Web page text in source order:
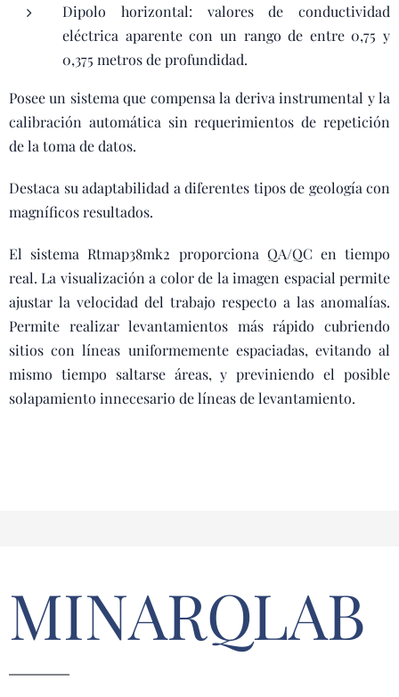
Dipolo horizontal: valores de conductividad
eléctrica aparente con un rango de entre 0,75 y
0,375 metros de profundidad.
Posee un sistema que compensa la deriva instrumental y la
calibración automática sin requerimientos de repetición
de la toma de datos.
Destaca su adaptabilidad a diferentes tipos de geología con
magníficos resultados.
El sistema Rtmap38mk2 proporciona QA/QC en tiempo
real. La visualización a color de la imagen espacial permite
ajustar la velocidad del trabajo respecto a las anomalías.
Permite realizar levantamientos más rápido cubriendo
sitios con líneas uniformemente espaciadas, evitando al
mismo tiempo saltarse áreas, y previniendo el posible
solapamiento innecesario de líneas de levantamiento.
MINARQLAB